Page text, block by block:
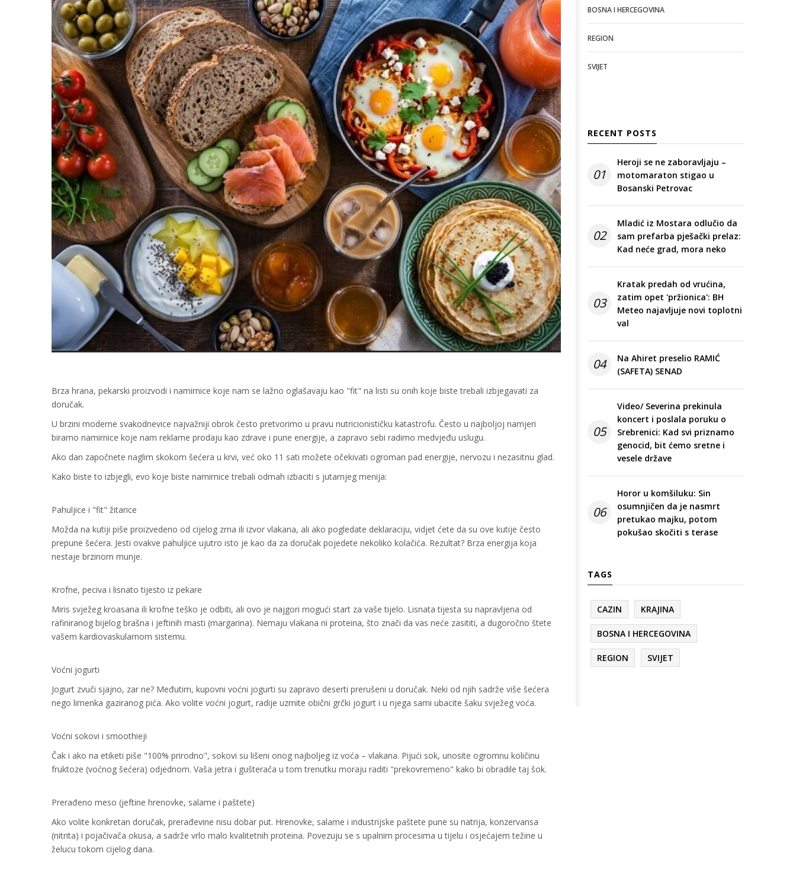
Brza hrana, pekarski proizvodi i namirnice koje nam se lažno oglašavaju kao "fit" na listi su onih koje biste trebali izbjegavati za
doručak.
U brzini moderne svakodnevice najvažniji obrok često pretvorimo u pravu nutricionističku katastrofu. Često u najboljoj namjeri
biramo namirnice koje nam reklame prodaju kao zdrave i pune energije, a zapravo sebi radimo medvjeđu uslugu.
Ako dan započnete naglim skokom šećera u krvi, već oko 11 sati možete očekivati ogroman pad energije, nervozu i nezasitnu glad.
Kako biste to izbjegli, evo koje biste namirnice trebali odmah izbaciti s jutarnjeg menija:
Pahuljice i "fit" žitarice
Možda na kutiji piše proizvedeno od cijelog zrna ili izvor vlakana, ali ako pogledate deklaraciju, vidjet ćete da su ove kutije često
prepune šećera. Jesti ovakve pahuljice ujutro isto je kao da za doručak pojedete nekoliko kolačića. Rezultat? Brza energija koja
nestaje brzinom munje.
Krofne, peciva i lisnato tijesto iz pekare
Miris svježeg kroasana ili krofne teško je odbiti, ali ovo je najgori mogući start za vaše tijelo. Lisnata tijesta su napravljena od
rafiniranog bijelog brašna i jeftinih masti (margarina). Nemaju vlakana ni proteina, što znači da vas neće zasititi, a dugoročno štete
vašem kardiovaskularnom sistemu.
Voćni jogurti
Jogurt zvuči sjajno, zar ne? Međutim, kupovni voćni jogurti su zapravo deserti prerušeni u doručak. Neki od njih sadrže više šećera
nego limenka gaziranog pića. Ako volite voćni jogurt, radije uzmite obični grčki jogurt i u njega sami ubacite šaku svježeg voća.
Voćni sokovi i smoothieji
Čak i ako na etiketi piše "100% prirodno", sokovi su lišeni onog najboljeg iz voća – vlakana. Pijući sok, unosite ogromnu količinu
fruktoze (voćnog šećera) odjednom. Vaša jetra i gušterača u tom trenutku moraju raditi "prekovremeno" kako bi obradile taj šok.
Prerađeno meso (jeftine hrenovke, salame i paštete)
Ako volite konkretan doručak, prerađevine nisu dobar put. Hrenovke, salame i industrijske paštete pune su natrija, konzervansa
(nitrita) i pojačivača okusa, a sadrže vrlo malo kvalitetnih proteina. Povezuju se s upalnim procesima u tijelu i osjećajem težine u
želucu tokom cijelog dana.
BOSNA I HERCEGOVINA
REGION
SVIJET
RECENT POSTS
01
Heroji se ne zaboravljaju –
motomaraton stigao u
Bosanski Petrovac
02
Mladić iz Mostara odlučio da
sam prefarba pješački prelaz:
Kad neće grad, mora neko
03
Kratak predah od vrućina,
zatim opet 'pržionica': BH
Meteo najavljuje novi toplotni
val
04
Na Ahiret preselio RAMIĆ
(SAFETA) SENAD
05
Video/ Severina prekinula
koncert i poslala poruku o
Srebrenici: Kad svi priznamo
genocid, bit ćemo sretne i
vesele države
06
Horor u komšiluku: Sin
osumnjičen da je nasmrt
pretukao majku, potom
pokušao skočiti s terase
TAGS
CAZIN KRAJINA
BOSNA I HERCEGOVINA
REGION SVIJET